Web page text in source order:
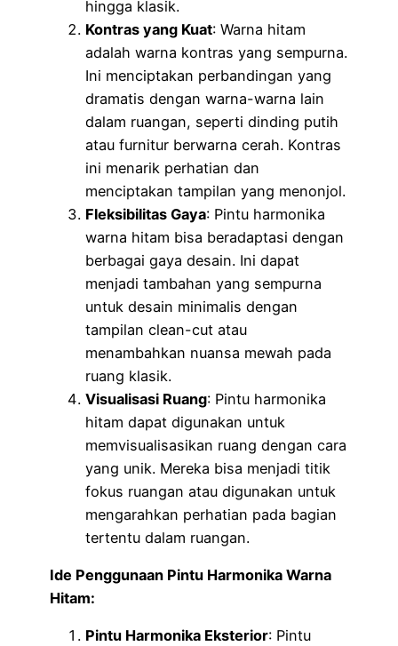
hingga klasik.
Kontras yang Kuat: Warna hitam
adalah warna kontras yang sempurna.
Ini menciptakan perbandingan yang
dramatis dengan warna-warna lain
dalam ruangan, seperti dinding putih
atau furnitur berwarna cerah. Kontras
ini menarik perhatian dan
menciptakan tampilan yang menonjol.
Fleksibilitas Gaya: Pintu harmonika
warna hitam bisa beradaptasi dengan
berbagai gaya desain. Ini dapat
menjadi tambahan yang sempurna
untuk desain minimalis dengan
tampilan clean-cut atau
menambahkan nuansa mewah pada
ruang klasik.
Visualisasi Ruang: Pintu harmonika
hitam dapat digunakan untuk
memvisualisasikan ruang dengan cara
yang unik. Mereka bisa menjadi titik
fokus ruangan atau digunakan untuk
mengarahkan perhatian pada bagian
tertentu dalam ruangan.
Ide Penggunaan Pintu Harmonika Warna
Hitam:
Pintu Harmonika Eksterior: Pintu